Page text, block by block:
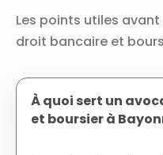
Les points utiles
droit bancaire et
À quoi sert un
et boursier à